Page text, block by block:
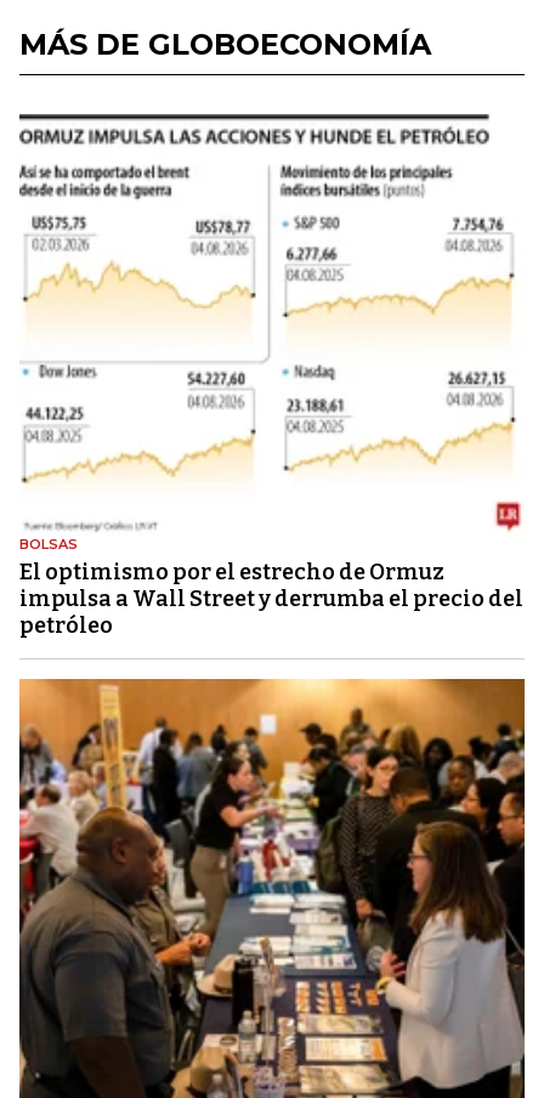
MÁS DE GLOBOECONOMÍA
BOLSAS
El optimismo por el estrecho de Ormuz
impulsa a Wall Street y derrumba el precio del
petróleo